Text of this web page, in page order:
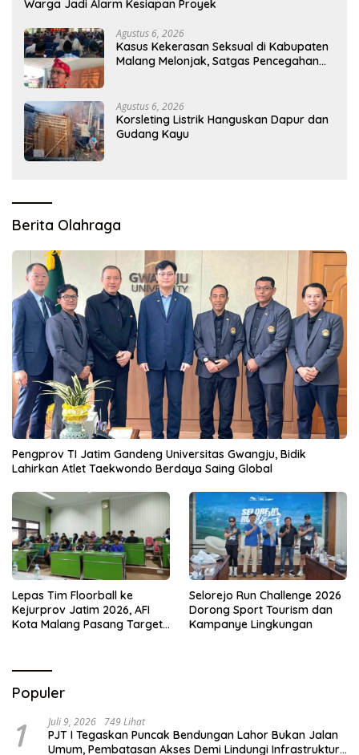
Warga Jadi Alarm Kesiapan Proyek
Agustus 6, 2026
Kasus Kekerasan Seksual di Kabupaten
Malang Melonjak, Satgas Pencegahan
Agustus 6, 2026
Korsleting Listrik Hanguskan Dapur dan
Gudang Kayu
Berita Olahraga
Pengprov TI Jatim Gandeng Universitas Gwangju, Bidik
Lahirkan Atlet Taekwondo Berdaya Saing Global
Lepas Tim Floorball ke
Kejurprov Jatim 2026, AFI
Kota Malang Pasang Target
Selorejo Run Challenge 2026
Dorong Sport Tourism dan
Kampanye Lingkungan
Populer
1 Juli 9, 2026 749 Lihat
PJT I Tegaskan Puncak Bendungan Lahor Bukan Jalan
Umum, Pembatasan Akses Demi Lindungi Infrastruktur